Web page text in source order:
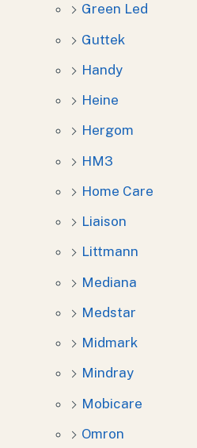
Green Led
Guttek
Handy
Heine
Hergom
HM3
Home Care
Liaison
Littmann
Mediana
Medstar
Midmark
Mindray
Mobicare
Omron